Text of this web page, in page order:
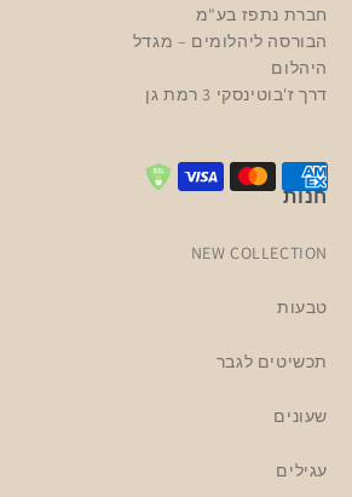
חברת נתפז בע"מ
הבורסה ליהלומים – מגדל
היהלום
דרך ז'בוטינסקי 3 רמת גן
חנות
NEW COLLECTION
טבעות
תכשיטים לגבר
שעונים
עגילים